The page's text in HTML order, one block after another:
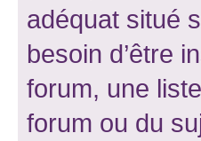
adéquat situé
besoin d’être
forum, une
forum ou du